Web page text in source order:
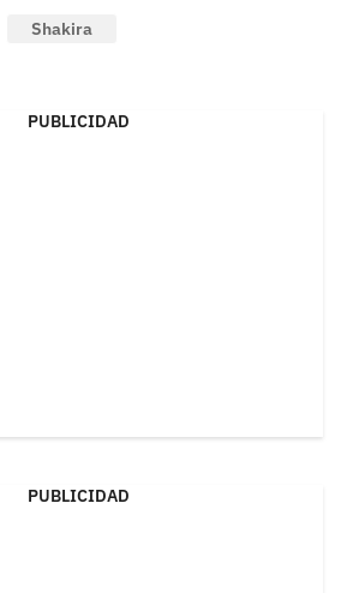
Shakira
PUBLICIDAD
PUBLICIDAD